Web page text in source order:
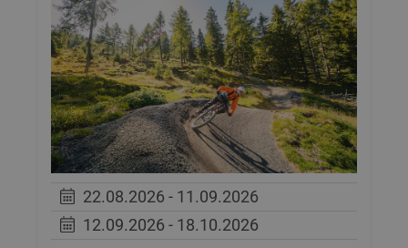
22.08.2026 - 11.09.2026
12.09.2026 - 18.10.2026